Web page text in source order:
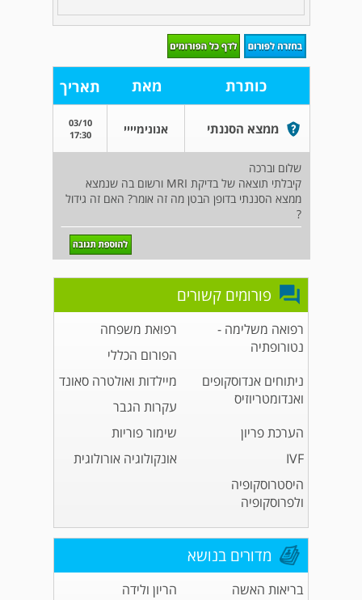
כותרת מאת תאריך
ממצא הסננתי אנונימיייי
03/10
17:30
שלום וברכה
קיבלתי תוצאה של בדיקת MRI ורשום בה שנמצא
ממצא הסננתי בדופן הבטן מה זה אומר? האם זה גידול
?
פורומים קשורים
רפואה משלימה -
נטורופתיה
רפואת משפחה
הפורום הכללי
ניתוחים אנדוסקופים
ואנדומטריוזיס
מיילדות ואולטרה סאונד
עקרות הגבר
הערכת פריון
שימור פוריות
IVF
אונקולוגיה אורולוגית
היסטרוסקופיה
ולפרוסקופיה
מדורים בנושא
בריאות האשה
הריון ולידה